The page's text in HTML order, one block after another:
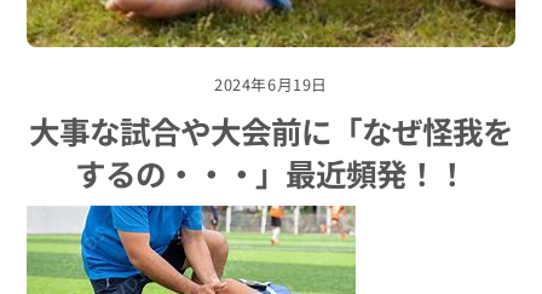
2024年6月19日
大事な試合や大会前に「なぜ怪我を
するの・・・」最近頻発！！